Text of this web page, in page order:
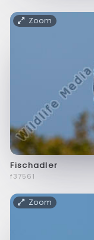
Zoom
Fischadler
f37561
Zoom